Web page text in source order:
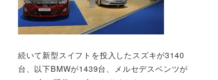
続いて新型スイフトを投入したスズキが3140
台、以下BMWが1439台、メルセデスベンツが